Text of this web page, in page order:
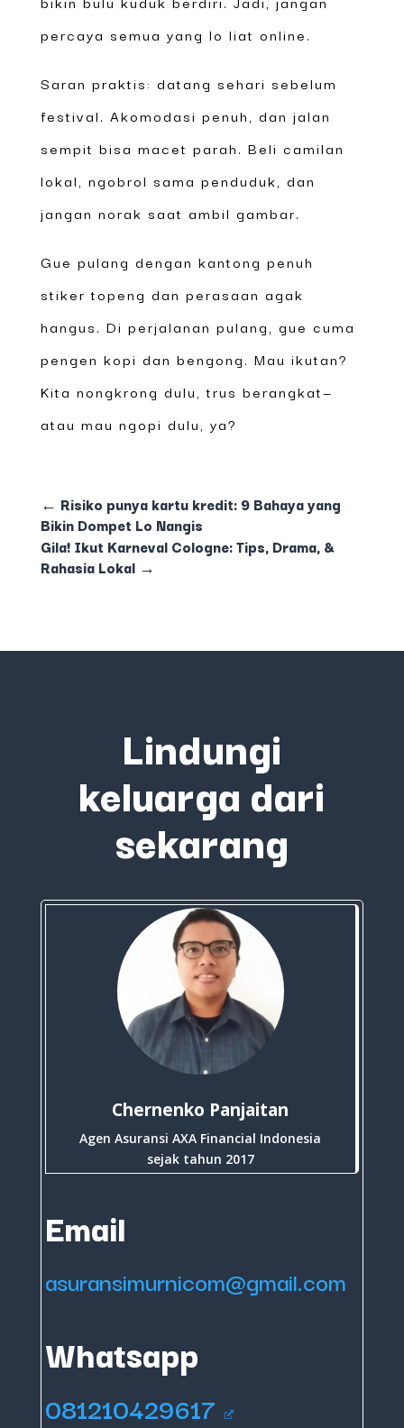
percaya semua yang lo liat online.
Saran praktis: datang sehari sebelum
festival. Akomodasi penuh, dan jalan
sempit bisa macet parah. Beli camilan
lokal, ngobrol sama penduduk, dan
jangan norak saat ambil gambar.
Gue pulang dengan kantong penuh
stiker topeng dan perasaan agak
hangus. Di perjalanan pulang, gue cuma
pengen kopi dan bengong. Mau ikutan?
Kita nongkrong dulu, trus berangkat—
atau mau ngopi dulu, ya?
← Risiko punya kartu kredit: 9 Bahaya yang
Bikin Dompet Lo Nangis
Gila! Ikut Karneval Cologne: Tips, Drama, &
Rahasia Lokal→
Lindungi
keluarga dari
sekarang
Chernenko Panjaitan
Agen Asuransi AXA Financial Indonesia
sejak tahun 2017
Email
asuransimurnicom@gmail.com
Whatsapp
081210429617